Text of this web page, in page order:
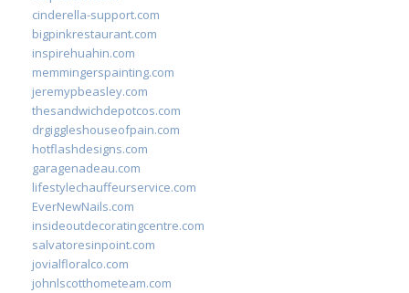
cinderella-support.com
bigpinkrestaurant.com
inspirehuahin.com
memmingerspainting.com
jeremypbeasley.com
thesandwichdepotcos.com
drgiggleshouseofpain.com
hotflashdesigns.com
garagenadeau.com
lifestylechauffeurservice.com
EverNewNails.com
insideoutdecoratingcentre.com
salvatoresinpoint.com
jovialfloralco.com
johnlscotthometeam.com